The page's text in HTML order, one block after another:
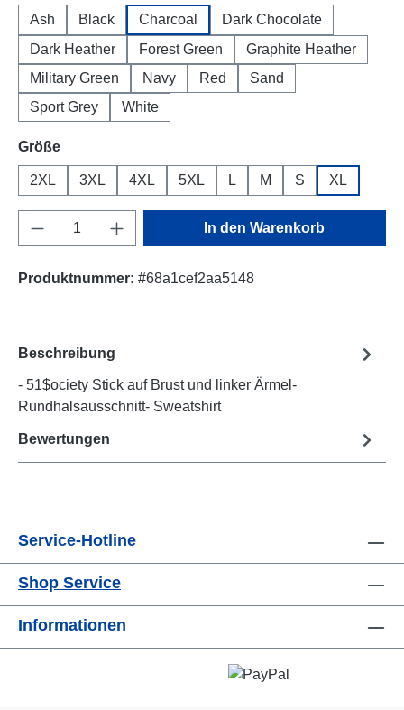
Ash Black Charcoal
Dark Chocolate
Dark Heather
Forest Green
Graphite Heather
Military Green
Navy Red
Sand
Sport Grey
White
Größeauswählen
2XL 3XL 4XL 5XL L M S XL
Produkt Anzahl: Gib den gewünschten
In den Warenkorb
Produktnummer: #68a1cef2aa5148
Beschreibung
- 51$ociety Stick auf Brust und linker Ärmel-
Rundhalsausschnitt- Sweatshirt
Bewertungen
Service-Hotline
Shop Service
Informationen